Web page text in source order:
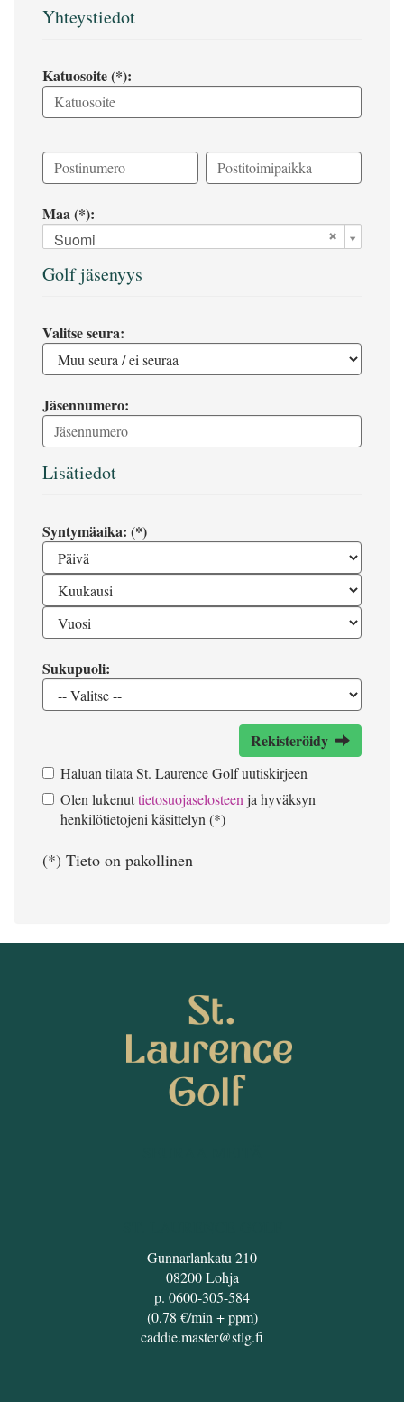
Yhteystiedot
Katuosoite (*):
Maa (*):
Suomi
Golf jäsenyys
Valitse seura:
Jäsennumero:
Lisätiedot
Syntymäaika: (*)
Sukupuoli:
Rekisteröidy
Haluan tilata St. Laurence Golf uutiskirjeen
Olen lukenuttietosuojaselosteen ja hyväksyn
henkilötietojeni käsittelyn (*)
(*) Tieto on pakollinen
Gunnarlankatu 210
08200 Lohja
p. 0600-305-584
(0,78 €/min + ppm)
caddie.master@stlg.fi